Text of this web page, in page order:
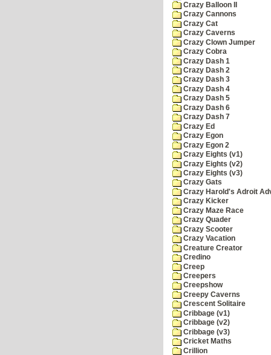
Crazy Balloon II
Crazy Cannons
Crazy Cat
Crazy Caverns
Crazy Clown Jumper
Crazy Cobra
Crazy Dash 1
Crazy Dash 2
Crazy Dash 3
Crazy Dash 4
Crazy Dash 5
Crazy Dash 6
Crazy Dash 7
Crazy Ed
Crazy Egon
Crazy Egon 2
Crazy Eights (v1)
Crazy Eights (v2)
Crazy Eights (v3)
Crazy Gats
Crazy Harold's Adroit
Crazy Kicker
Crazy Maze Race
Crazy Quader
Crazy Scooter
Crazy Vacation
Creature Creator
Credino
Creep
Creepers
Creepshow
Creepy Caverns
Crescent Solitaire
Cribbage (v1)
Cribbage (v2)
Cribbage (v3)
Cricket Maths
Crillion